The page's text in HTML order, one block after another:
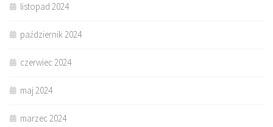
listopad 2024
październik 2024
czerwiec 2024
maj 2024
marzec 2024